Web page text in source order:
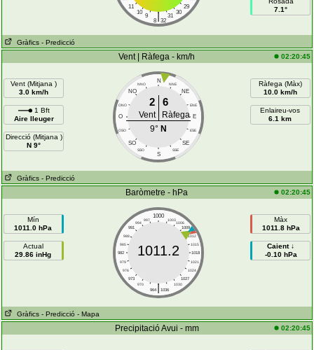
11
29
10
30
9 31
|
8 32
7.1°
Gràfics - Predicció
Vent | Ràfega - km/h 02:20:45
Vent (Mitjana )
3.0 km/h
1 Bft
Aire lleuger
Direcció (Mitjana )
N 9°
N
NNO NNE
NO NE
ONO ENE
O E
OSO ESE
SO SE
SSO SSE
S
2 6
Vent
Ràfega
9° N
Ràfega (Màx)
10.0 km/h
Enlaireu-vos
6.1 km
Gràfics - Predicció
Baròmetre - hPa 02:20:45
Mín
1011.0 hPa
Actual
29.86 inHg
1000
997 1003
994
1006
991
1009
988
1012
985
1015
982
1018
979
1021
976
1024
973
1027
970
1030
|
964 1036
1011.2
Màx
1011.8 hPa
Caient ↓
-0.10 hPa
Gràfics - Predicció - Mapa
Precipitació Avui - mm 02:20:45